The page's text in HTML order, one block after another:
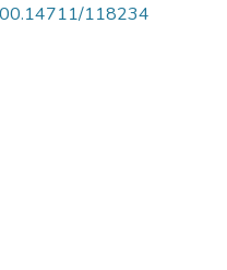
118234